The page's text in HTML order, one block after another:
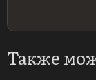
Также